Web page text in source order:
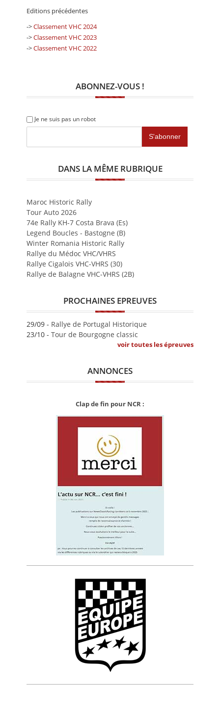
Editions précédentes
->Classement VHC 2024
->Classement VHC 2023
->Classement VHC 2022
ABONNEZ-VOUS !
Je ne suis pas un robot
DANS LA MÊME RUBRIQUE
Maroc Historic Rally
Tour Auto 2026
74e Rally KH-7 Costa Brava (Es)
Legend Boucles - Bastogne (B)
Winter Romania Historic Rally
Rallye du Médoc VHC/VHRS
Rallye Cigalois VHC-VHRS (30)
Rallye de Balagne VHC-VHRS (2B)
PROCHAINES EPREUVES
29/09 - Rallye de Portugal Historique
23/10 - Tour de Bourgogne classic
voir toutes les épreuves
ANNONCES
Clap de fin pour NCR :